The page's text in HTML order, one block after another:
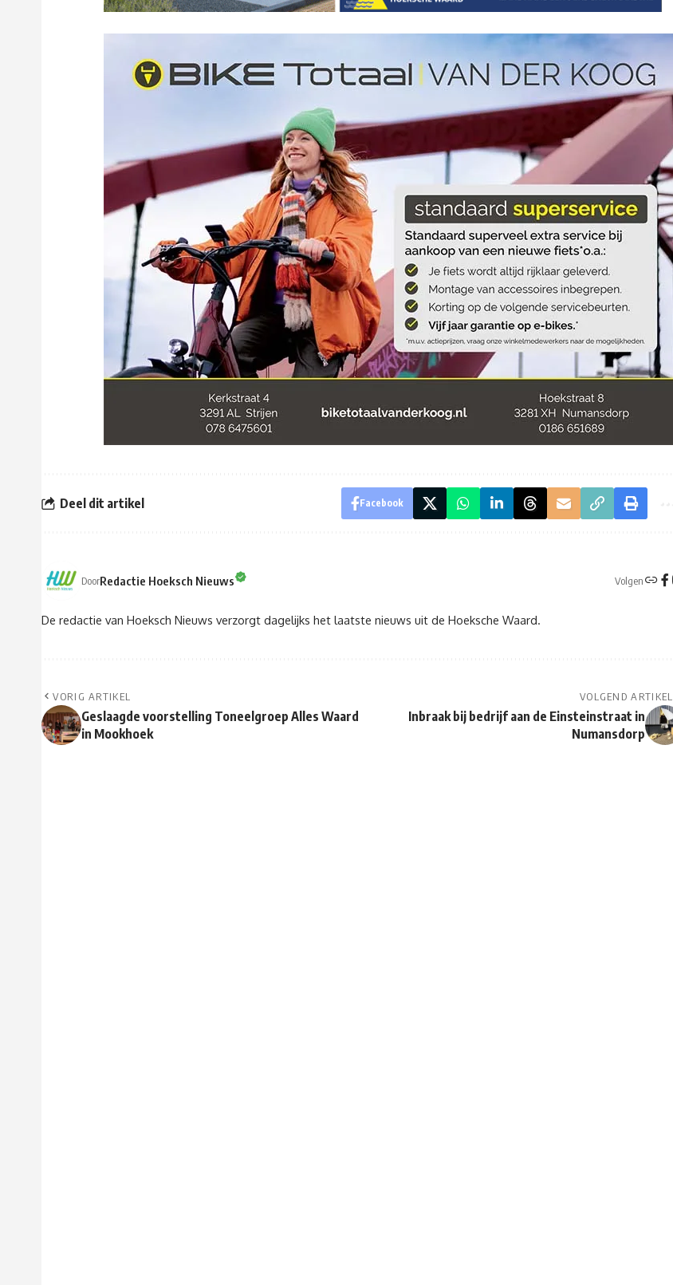
Deel dit artikel Facebook
DoorRedactie Hoeksch Nieuws Volgen
De redactie van Hoeksch Nieuws verzorgt dagelijks het laatste nieuws uit de Hoeksche Waard.
VORIG ARTIKEL
Geslaagde voorstelling Toneelgroep Alles Waard
in Mookhoek
VOLGEND ARTIKEL
Inbraak bij bedrijf aan de Einsteinstraat in
Numansdorp